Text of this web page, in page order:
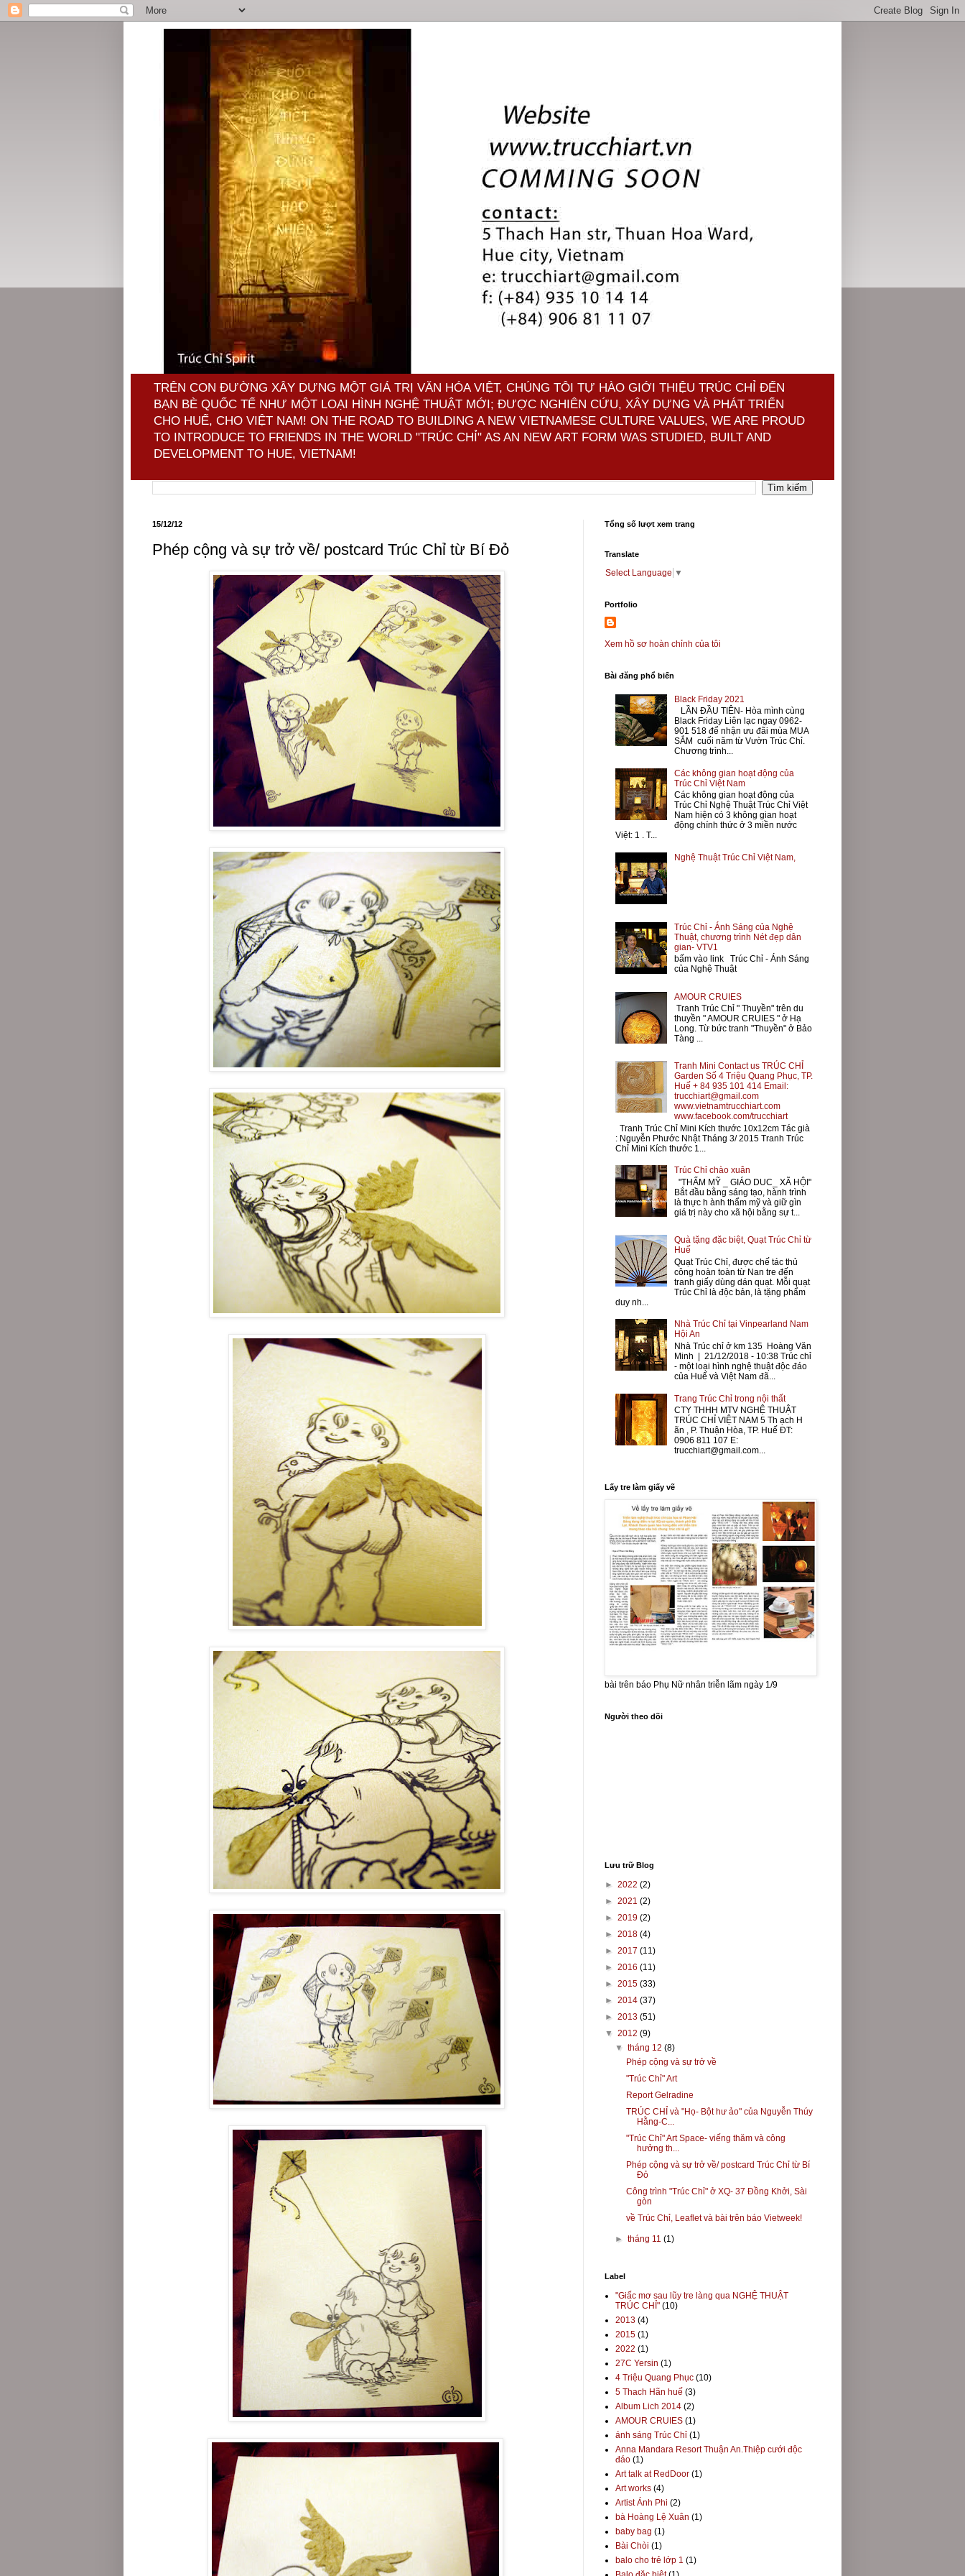
TRÊN CON ĐƯỜNG XÂY DỰNG MỘT GIÁ TRỊ VĂN HÓA VIỆT, CHÚNG TÔI TỰ HÀO GIỚI THIỆU TRÚC CHỈ ĐẾN
BẠN BÈ QUỐC TẾ NHƯ MỘT LOẠI HÌNH NGHỆ THUẬT MỚI; ĐƯỢC NGHIÊN CỨU, XÂY DỰNG VÀ PHÁT TRIỂN
CHO HUẾ, CHO VIỆT NAM! ON THE ROAD TO BUILDING A NEW VIETNAMESE CULTURE VALUES, WE ARE PROUD
TO INTRODUCE TO FRIENDS IN THE WORLD "TRÚC CHỈ" AS AN NEW ART FORM WAS STUDIED, BUILT AND
DEVELOPMENT TO HUE, VIETNAM!
15/12/12
Phép cộng và sự trở về/ postcard Trúc Chỉ từ Bí Đỏ
Tổng số lượt xem trang
Translate
Select Language ▼
Portfolio
Xem hồ sơ hoàn chỉnh của tôi
Bài đăng phổ biến
Black Friday 2021
LẦN ĐẦU TIÊN- Hòa mình cùng
Black Friday Liên lạc ngay 0962-
901 518 để nhận ưu đãi mùa MUA
SẮM cuối năm từ Vườn Trúc Chỉ.
Chương trình...
Các không gian hoạt động của
Trúc Chỉ Việt Nam
Các không gian hoạt động của
Trúc Chỉ Nghệ Thuật Trúc Chỉ Việt
Nam hiện có 3 không gian hoạt
động chính thức ở 3 miền nước
Việt: 1 . T...
Nghệ Thuật Trúc Chỉ Việt Nam,
Trúc Chỉ - Ánh Sáng của Nghệ
Thuật, chương trình Nét đẹp dân
gian- VTV1
bấm vào link Trúc Chỉ - Ánh Sáng
của Nghệ Thuật
AMOUR CRUIES
Tranh Trúc Chỉ " Thuyền" trên du
thuyền " AMOUR CRUIES " ở Hạ
Long. Từ bức tranh "Thuyền" ở Bảo
Tàng ...
Tranh Mini Contact us TRÚC CHỈ
Garden Số 4 Triệu Quang Phục, TP.
Huế + 84 935 101 414 Email:
trucchiart@gmail.com
www.vietnamtrucchiart.com
www.facebook.com/trucchiart
Tranh Trúc Chỉ Mini Kích thước 10x12cm Tác già
: Nguyễn Phước Nhật Tháng 3/ 2015 Tranh Trúc
Chỉ Mini Kích thước 1...
Trúc Chỉ chào xuân
"THẨM MỸ _ GIÁO DUC_ XÃ HỘI"
Bắt đầu bằng sáng tạo, hành trình
là thực h ành thẩm mỹ và giữ gìn
giá trị này cho xã hội bằng sự t...
Quà tặng đặc biệt, Quạt Trúc Chỉ từ
Huế
Quạt Trúc Chỉ, được chế tác thủ
công hoàn toàn từ Nan tre đến
tranh giấy dùng dán quạt. Mỗi quạt
Trúc Chỉ là độc bản, là tặng phẩm
duy nh...
Nhà Trúc Chỉ tại Vinpearland Nam
Hội An
Nhà Trúc chỉ ở km 135 Hoàng Văn
Minh | 21/12/2018 - 10:38 Trúc chỉ
- một loại hình nghệ thuật độc đáo
của Huế và Việt Nam đã...
Trang Trúc Chỉ trong nội thất
CTY THHH MTV NGHỆ THUẬT
TRÚC CHỈ VIỆT NAM 5 Th ạch H
ãn , P. Thuận Hòa, TP. Huế ĐT:
0906 811 107 E:
trucchiart@gmail.com...
Lấy tre làm giấy vẽ
bài trên báo Phụ Nữ nhân triễn lãm ngày 1/9
Người theo dõi
Lưu trữ Blog
► 2022 (2)
► 2021 (2)
► 2019 (2)
► 2018 (4)
► 2017 (11)
► 2016 (11)
► 2015 (33)
► 2014 (37)
► 2013 (51)
▼ 2012 (9)
▼tháng 12(8)
Phép cộng và sự trở về
"Trúc Chỉ" Art
Report Gelradine
TRÚC CHỈ và "Họ- Bột hư ảo" của Nguyễn Thúy
Hằng-C...
"Trúc Chỉ" Art Space- viếng thăm và công
hưởng th...
Phép cộng và sự trở về/ postcard Trúc Chỉ từ Bí
Đỏ
Công trình "Trúc Chỉ" ở XQ- 37 Đồng Khởi, Sài
gòn
về Trúc Chỉ, Leaflet và bài trên báo Vietweek!
►tháng 11(1)
Label
"Giấc mơ sau lũy tre làng qua NGHỆ THUẬT
TRÚC CHỈ" (10)
2013 (4)
2015 (1)
2022 (1)
27C Yersin (1)
4 Triệu Quang Phục (10)
5 Thach Hãn huế (3)
Album Lich 2014 (2)
AMOUR CRUIES (1)
ánh sáng Trúc Chỉ (1)
Anna Mandara Resort Thuận An.Thiệp cưới độc
đáo (1)
Art talk at RedDoor (1)
Art works (4)
Artist Ánh Phi (2)
bà Hoàng Lệ Xuân (1)
baby bag (1)
Bài Chòi (1)
balo cho trẻ lớp 1 (1)